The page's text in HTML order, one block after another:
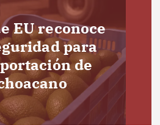
EU reconoce
para
de